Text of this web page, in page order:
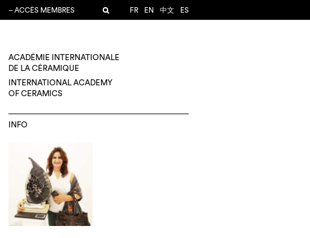
– ACCÈS MEMBRES FR EN 中文 ES
ACADÉMIE INTERNATIONALE
DE LA CÉRAMIQUE
INTERNATIONAL ACADEMY
OF CERAMICS
INFO